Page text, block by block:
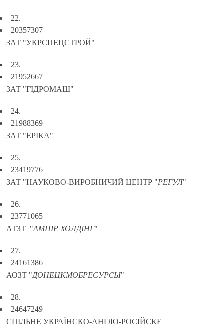
22.
20357307
ЗАТ "УКРСПЕЦСТРОЙ"
23.
21952667
ЗАТ "ГІДРОМАШ"
24.
21988369
ЗАТ "ЕРІКА"
25.
23419776
ЗАТ "НАУКОВО-ВИРОБНИЧИЙ ЦЕНТР "РЕГУЛ"
26.
23771065
АТЗТ "АМПІР ХОЛДІНГ"
27.
24161386
АОЗТ "ДОНЕЦКМОБРЕСУРСЫ"
28.
24647249
СПІЛЬНЕ УКРАЇНСКО-АНГЛО-РОСІЙСКЕ